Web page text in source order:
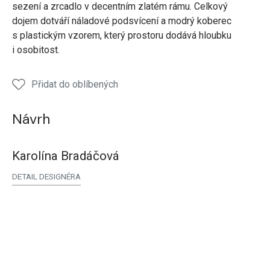
sezení a zrcadlo v decentním zlatém rámu. Celkový
dojem dotváří náladové podsvícení a modrý koberec
s plastickým vzorem, který prostoru dodává hloubku
i osobitost.
Přidat do oblíbených
Návrh
Karolína Bradáčová
DETAIL DESIGNÉRA